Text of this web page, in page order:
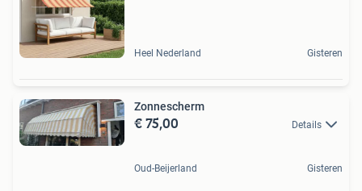
Heel Nederland Gisteren
Zonnescherm
€ 75,00 Details
Oud-Beijerland Gisteren